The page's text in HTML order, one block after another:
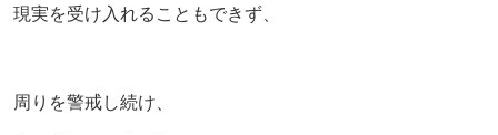
現実を受け入れることもできず、
周りを警戒し続け、